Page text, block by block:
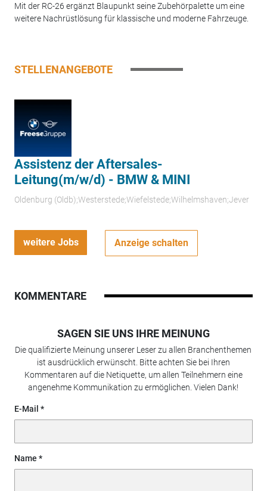
Mit der RC-26 ergänzt Blaupunkt seine Zubehörpalette um eine
weitere Nachrüstlösung für klassische und moderne Fahrzeuge.
STELLENANGEBOTE
Assistenz der Aftersales-
Leitung(m/w/d) - BMW & MINI
Oldenburg (Oldb);Westerstede;Wiefelstede;Wilhelmshaven;Jever
weitere Jobs Anzeige schalten
KOMMENTARE
SAGEN SIE UNS IHRE MEINUNG
Die qualifizierte Meinung unserer Leser zu allen Branchenthemen
ist ausdrücklich erwünscht. Bitte achten Sie bei Ihren
Kommentaren auf die Netiquette, um allen Teilnehmern eine
angenehme Kommunikation zu ermöglichen. Vielen Dank!
E-Mail
Name